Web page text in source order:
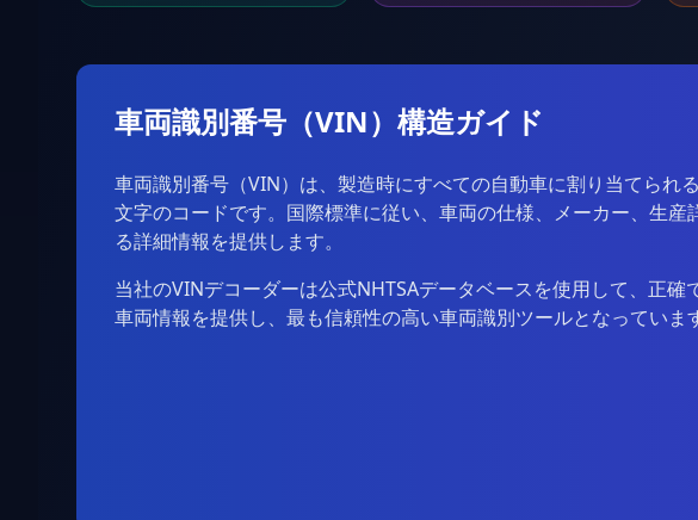
車両識別番号（VIN）構造ガイド
車両識別番号（VIN）は、製造時にすべての自動車に割り当てられ
文字のコードです。国際標準に従い、車両の仕様、メーカー、生産
る詳細情報を提供します。
当社のVINデコーダーは公式NHTSAデータベースを使用して、正確
車両情報を提供し、最も信頼性の高い車両識別ツールとなっていま